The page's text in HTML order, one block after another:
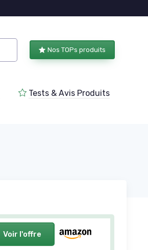
Nos TOPs produits
Tests & Avis Produits
Voir l'offre